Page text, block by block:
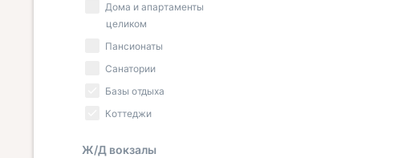
Дома и апартаменты
целиком
Пансионаты
Санатории
Базы отдыха
Коттеджи
Ж/Д вокзалы